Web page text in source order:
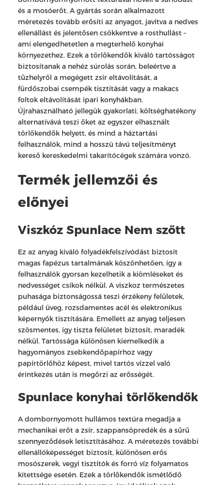
és a mosóerőt. A gyártás során alkalmazott
méretezés tovább erősíti az anyagot, javítva a nedves
ellenállást és jelentősen csökkentve a rosthullást –
ami elengedhetetlen a megterhelő konyhai
környezethez. Ezek a törlőkendők kiváló tartósságot
biztosítanak a nehéz súrolás során, beleértve a
tűzhelyről a megégett zsír eltávolítását, a
fürdőszobai csempék tisztítását vagy a makacs
foltok eltávolítását ipari konyhákban.
Újrahasználható jellegük gyakorlati, költséghatékony
alternatívává teszi őket az egyszer elhasznált
törlőkendők helyett, és mind a háztartási
felhasználók, mind a hosszú távú teljesítményt
kereső kereskedelmi takarítócégek számára vonzó.
Termék jellemzői és
előnyei
Viszkóz Spunlace Nem szőtt
Ez az anyag kiváló folyadékfelszívódást biztosít
magas fapézus tartalmának köszönhetően, így a
felhasználók gyorsan kezelhetik a kiömléseket és
nedvességet csíkok nélkül. A viszkoz természetes
puhasága biztonságossá teszi érzékeny felületek,
például üveg, rozsdamentes acél és elektronikus
képernyők tisztítására. Emellett az anyag teljesen
szösmentes, így tiszta felületet biztosít, maradék
nélkül. Tartóssága különösen kiemelkedik a
hagyományos zsebkendőpapírhoz vagy
papírtörlőhöz képest, mivel tartós vízzel való
érintkezés után is megőrzi az erősségét.
Spunlace konyhai törlőkendők
A dombornyomott hullámos textúra megadja a
mechanikai erőt a zsír, szappansöpredék és a sűrű
szennyeződések letisztításához. A méretezés további
ellenállóképességet biztosít, különösen erős
mosószerek, vegyi tisztítók és forró víz folyamatos
kitettsége esetén. Ezek a törlőkendők ismétlődő